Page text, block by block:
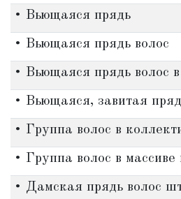
• Вьющаяся прядь
• Вьющаяся прядь волос
• Вьющаяся прядь волос
• Вьющаяся, завитая
• Группа волос в
• Группа волос в массиве
• Дамская прядь волос